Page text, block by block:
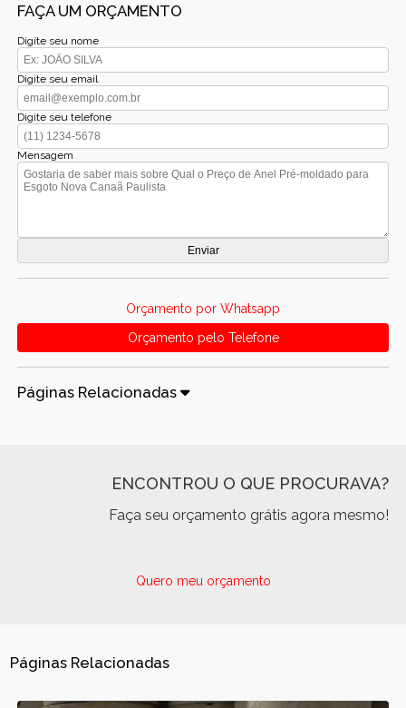
FAÇA UM ORÇAMENTO
Digite seu nome
Digite seu email
Digite seu telefone
Mensagem
Orçamento por Whatsapp
Orçamento pelo Telefone
Páginas Relacionadas
ENCONTROU O QUE PROCURAVA?
Faça seu orçamento grátis agora mesmo!
Quero meu orçamento
Páginas Relacionadas